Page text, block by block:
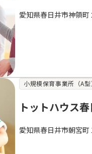
愛知県春日井市神領町
小規模保育事業所（A型
トットハウス
愛知県春日井市朝宮町